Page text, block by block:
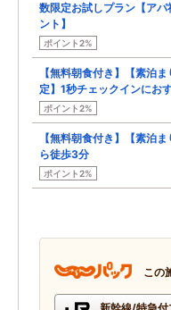
数限定お試しプラン【ア
ント】
ポイント2%
【無料朝食付き】【素泊
定】1秒チェックインにお
ポイント2%
【無料朝食付き】【素泊
ら徒歩3分
ポイント2%
この